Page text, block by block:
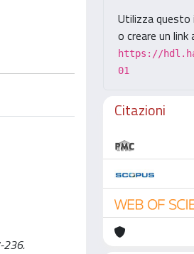
236.
Utilizza
o creare un
https://
01
Citazioni